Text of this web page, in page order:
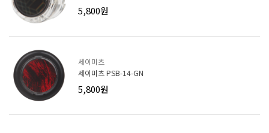
5,800원
세이미츠
세이미츠 PSB-14-GN
5,800원